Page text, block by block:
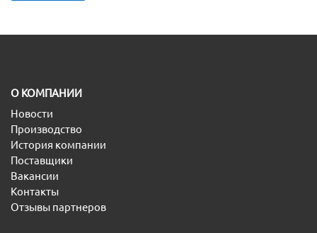
O КОМПАНИИ
Новости
Производство
История компании
Поставщики
Вакансии
Контакты
Отзывы партнеров